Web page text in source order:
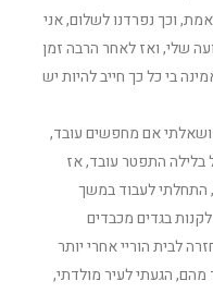
וכך נפרדנו לשלום, אני
שלי, ואז לאחר הרבה זמן
בי כל כך חייב להיות יש
ושאלתי אם מחפשים עובד,
בלילה התפטר עובד, אז
לעבוד במשך
בגדים מכבדים
לבית הוריי אחרי יותר
הגעתי לעיר מולדתי,